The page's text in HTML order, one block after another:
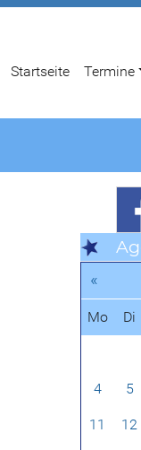
Startseite Termine
«
Mo Di
4 5
11 12